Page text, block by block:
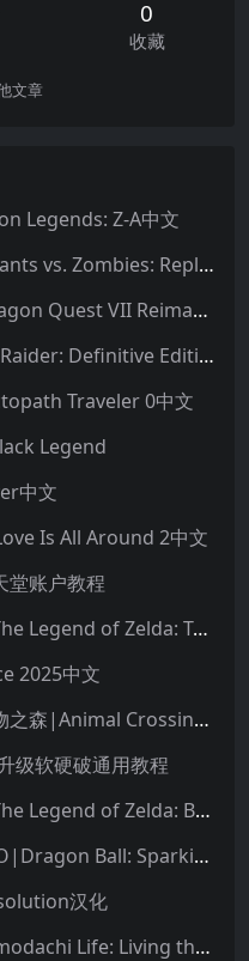
0
收藏
文章
Legends: Z-A中文
植物大战僵尸：重植版|Plants vs. Zombies: Replanted中文
勇者斗恶龙7：重制版|Dragon Quest VII Reimagined中文
古墓丽影：决定版|Tomb Raider: Definitive Edition中文
Traveler 0中文
Legend
中文
Is All Around 2中文
堂账户教程
塞尔达传说：王国之泪|The Legend of Zelda: Tears of the Kingdom中文
2025中文
集合啦！动物森友会|动物之森|Animal Crossing: New Horizons中文
级软硬破通用教程
塞尔达传说：旷野之息|The Legend of Zelda: Breath of the Wild中文
七龙珠：电光炸裂！ZERO|Dragon Ball: Sparking! Zero中文
汉化
朋友收集：梦想生活|Tomodachi Life: Living the Dream中文